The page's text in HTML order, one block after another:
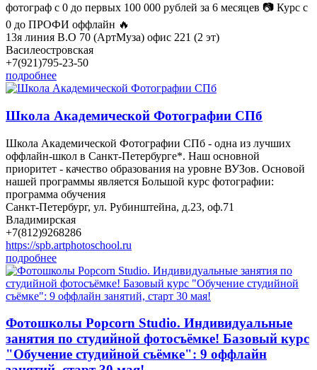
фотограф с 0 до первых 100 000 рублей за 6 месяцев 📷 Курс с
0 до ПРОФИ оффлайн 🔥
13я линия В.О 70 (АртМуза) офис 221 (2 эт)
Василеостровская
+7(921)795-23-50
подробнее
Школа Академической Фотографии СПб
Школа Академической Фотографии СПб - одна из лучших
оффлайн-школ в Санкт-Петербурге*. Наш основной
приоритет - качество образования на уровне ВУЗов. Основой
нашей программы является Большой курс фотографии:
программа обучения
Санкт-Петербург, ул. Рубинштейна, д.23, оф.71
Владимирская
+7(812)9268286
https://spb.artphotoschool.ru
подробнее
Фотошколы Popcorn Studio. Индивидуальные
занятия по студийной фотосъёмке! Базовый курс
"Обучение студийной съёмке": 9 оффлайн